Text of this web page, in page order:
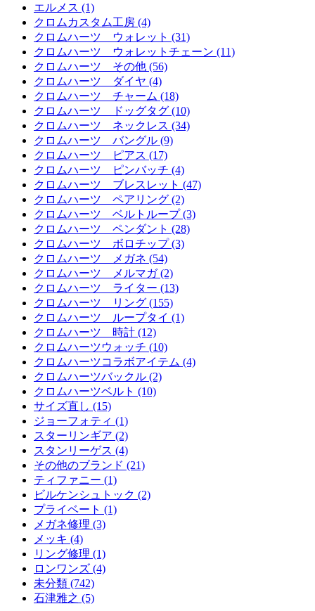
エルメス (1)
クロムカスタム工房 (4)
クロムハーツ ウォレット (31)
クロムハーツ ウォレットチェーン (11)
クロムハーツ その他 (56)
クロムハーツ ダイヤ (4)
クロムハーツ チャーム (18)
クロムハーツ ドッグタグ (10)
クロムハーツ ネックレス (34)
クロムハーツ バングル (9)
クロムハーツ ピアス (17)
クロムハーツ ピンバッチ (4)
クロムハーツ ブレスレット (47)
クロムハーツ ペアリング (2)
クロムハーツ ベルトループ (3)
クロムハーツ ペンダント (28)
クロムハーツ ボロチップ (3)
クロムハーツ メガネ (54)
クロムハーツ メルマガ (2)
クロムハーツ ライター (13)
クロムハーツ リング (155)
クロムハーツ ループタイ (1)
クロムハーツ 時計 (12)
クロムハーツウォッチ (10)
クロムハーツコラボアイテム (4)
クロムハーツバックル (2)
クロムハーツベルト (10)
サイズ直し (15)
ジョーフォティ (1)
スターリンギア (2)
スタンリーゲス (4)
その他のブランド (21)
ティファニー (1)
ビルケンシュトック (2)
プライベート (1)
メガネ修理 (3)
メッキ (4)
リング修理 (1)
ロンワンズ (4)
未分類 (742)
石津雅之 (5)